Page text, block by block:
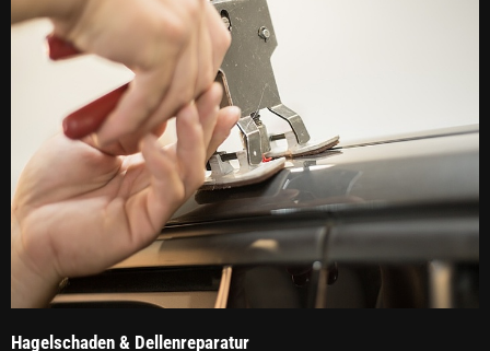
Hagelschaden & Dellenreparatur